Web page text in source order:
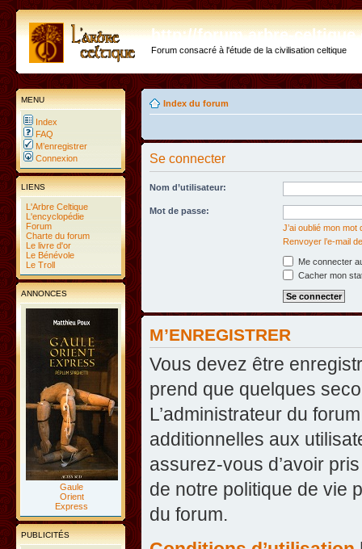
http://forum.arbre-
Forum consacré à l'étude de la civilisation celtique
MENU
Index
FAQ
M’enregistrer
Connexion
LIENS
L'Arbre Celtique
L'encyclopédie
Forum
Charte du forum
Le livre d'or
Le Bénévole
Le Troll
ANNONCES
Gaule
Orient
Express
PUBLICITÉS
Index du forum
Se connecter
Nom d’utilisateur:
Mot de passe:
J’ai oublié mon mot
Renvoyer l’e-mail
Me connecter
Cacher mon
M’ENREGISTRER
Vous devez être
prend que quelques
L’administrateur du
additionnelles aux
assurez-vous d’avoir
de notre politique de vie
du forum.